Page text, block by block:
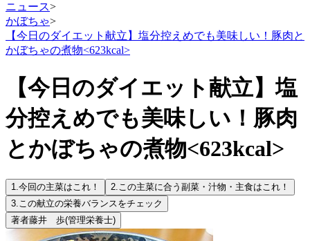
ニュース>
かぼちゃ>
【今日のダイエット献立】塩分控えめでも美味しい！豚肉と
かぼちゃの煮物<623kcal>
【今日のダイエット献立】塩
分控えめでも美味しい！豚肉
とかぼちゃの煮物<623kcal>
1.今回の主菜はこれ！ 2.この主菜に合う副菜・汁物・主食はこれ！
3.この献立の栄養バランスをチェック
著者藤井 歩(管理栄養士)